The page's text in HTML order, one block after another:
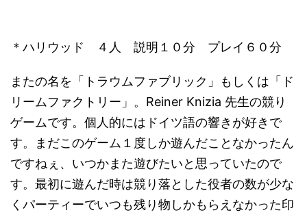
＊ハリウッド ４人 説明１０分 プレイ６０分
またの名を「トラウムファブリック」もしくは「ド
リームファクトリー」。Reiner Knizia 先生の競り
ゲームです。個人的にはドイツ語の響きが好きで
す。まだこのゲーム１度しか遊んだことなかったん
ですねぇ、いつかまた遊びたいと思っていたので
す。最初に遊んだ時は競り落とした役者の数が少な
くパーティーでいつも残り物しかもらえなかった印